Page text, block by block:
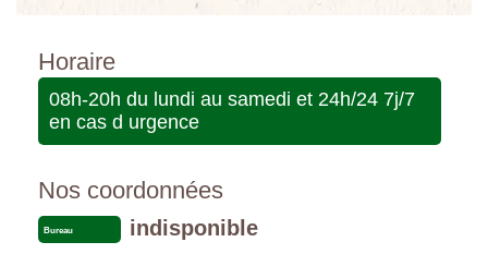
Horaire
08h-20h du lundi au samedi et 24h/24 7j/7
en cas d urgence
Nos coordonnées
Bureau indisponible